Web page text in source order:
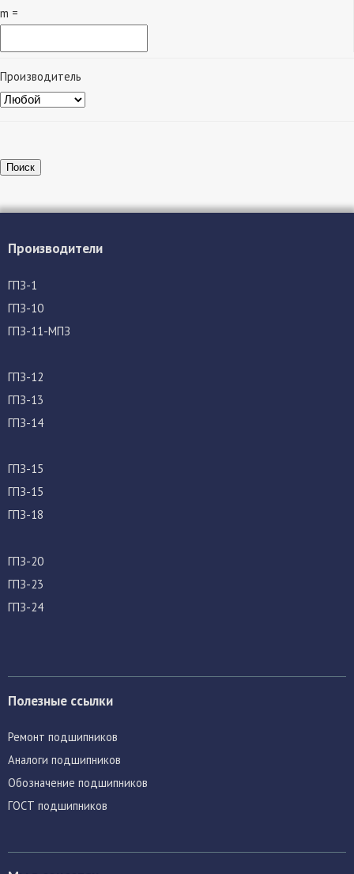
m =
Производитель
Поиск
Производители
ГПЗ-1
ГПЗ-10
ГПЗ-11-МПЗ
ГПЗ-12
ГПЗ-13
ГПЗ-14
ГПЗ-15
ГПЗ-15
ГПЗ-18
ГПЗ-20
ГПЗ-23
ГПЗ-24
Полезные ссылки
Ремонт подшипников
Аналоги подшипников
Обозначение подшипников
ГОСТ подшипников